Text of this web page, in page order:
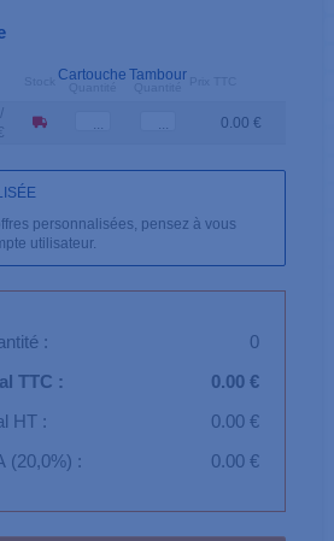
Cartouche Tambour
0.00 €
personnalisées, pensez à vous
utilisateur.
:
0
TTC :
0.00 €
HT :
0.00 €
(20,0%) :
0.00 €